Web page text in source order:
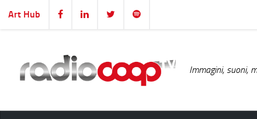
Salta al contenuto
Art Hub
Immagini, suoni,